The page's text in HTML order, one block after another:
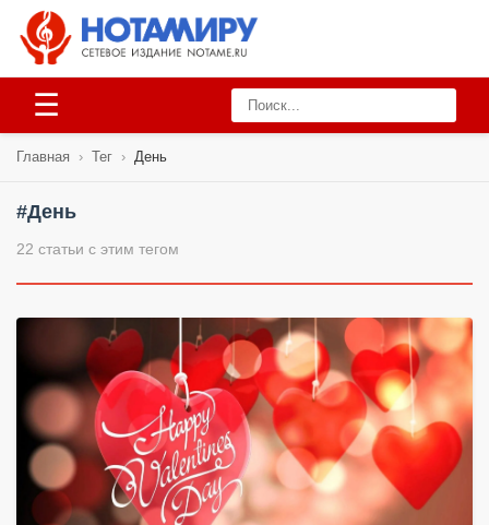
☰
Главная › Тег › День
#День
22 статьи с этим тегом